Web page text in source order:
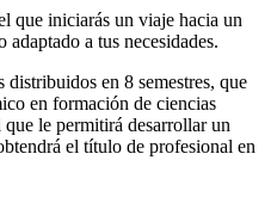
que iniciarás un viaje hacia un
a tus necesidades.
en 8 semestres, que
en formación de ciencias
le permitirá desarrollar un
el título de profesional en